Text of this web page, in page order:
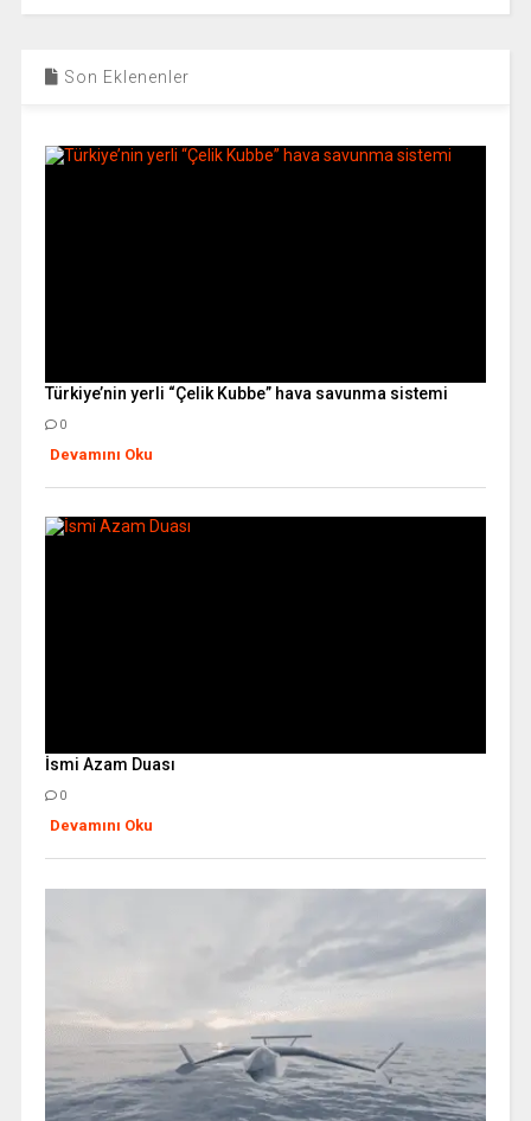
Son Eklenenler
Türkiye’nin yerli “Çelik Kubbe” hava savunma sistemi
0
Devamını Oku
İsmi Azam Duası
0
Devamını Oku